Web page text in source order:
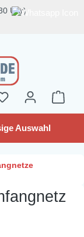
Uhr)
Auswahl